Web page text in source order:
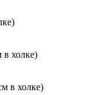
холке)
в холке)